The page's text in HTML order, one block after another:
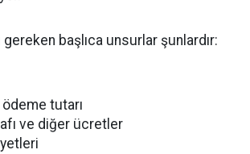
gereken başlıca unsurlar şunlardır:
tutarı
ve diğer ücretler